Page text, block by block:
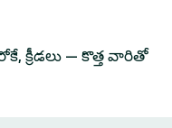
క్రీడలు — కొత్త వారితో